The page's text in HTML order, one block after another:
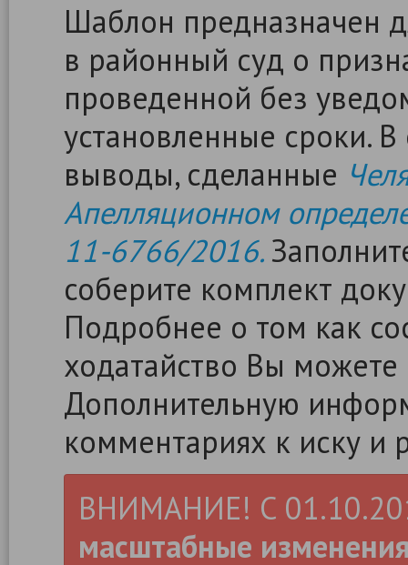
Шаблон предназначен
в районный суд о
проведенной без
установленные сроки.
выводы, сделанные
Апелляционном
11-6766/2016.
соберите комплект
Подробнее о том как
ходатайство Вы
Дополнительную
комментариях к иску и
ВНИМАНИЕ! С
масштабные